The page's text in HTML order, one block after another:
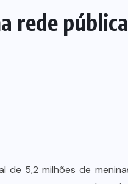
rede
5,2 milhões de